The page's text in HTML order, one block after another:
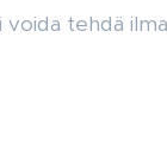
tehdä